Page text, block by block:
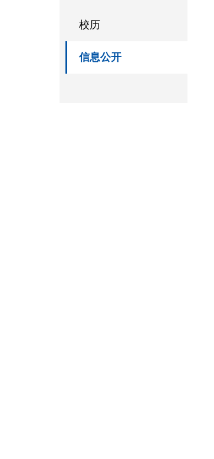
校历
信息公开